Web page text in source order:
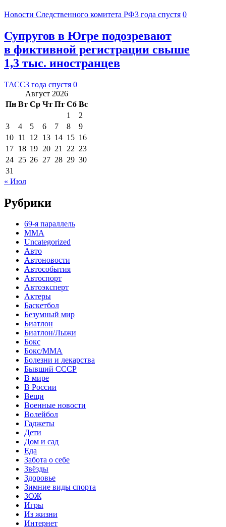
Новости Следственного комитета РФ3 года спустя 0
Супругов в Югре подозревают
в фиктивной регистрации свыше
1,3 тыс. иностранцев
ТАСС3 года спустя 0
Август 2026
Пн Вт Ср Чт Пт Сб Вс
1
2
3
4 5 6 7 8
9
10 11 12 13 14 15 16
17 18 19 20 21 22 23
24 25 26 27 28 29 30
31
« Июл
Рубрики
69-я параллель
MMA
Uncategorized
Авто
Автоновости
Автособытия
Автоспорт
Автоэксперт
Актеры
Баскетбол
Безумный мир
Биатлон
Биатлон/Лыжи
Бокс
Бокс/MMA
Болезни и лекарства
Бывший СССР
В мире
В России
Вещи
Военные новости
Волейбол
Гаджеты
Дети
Дом и сад
Еда
Забота о себе
Звёзды
Здоровье
Зимние виды спорта
ЗОЖ
Игры
Из жизни
Интернет